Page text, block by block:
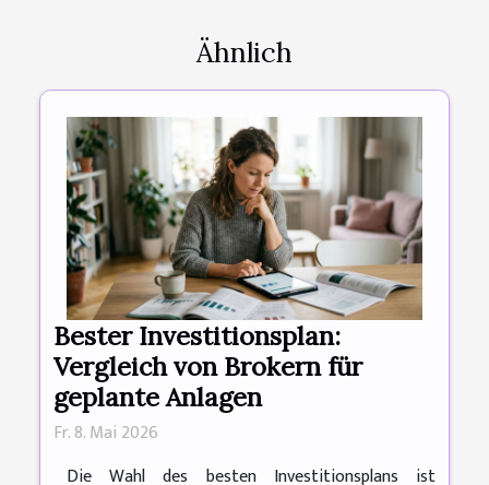
Ähnlich
Bester Investitionsplan:
Vergleich von Brokern für
geplante Anlagen
Fr. 8. Mai 2026
Die Wahl des besten Investitionsplans ist